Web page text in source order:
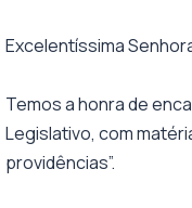
Excelentíssima
Temos a honra de
Legislativo, com
providências”.